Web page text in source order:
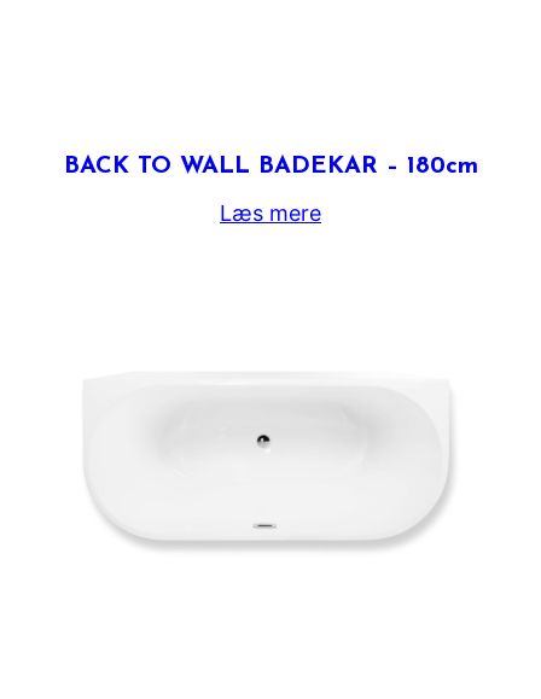
BACK TO WALL BADEKAR – 180cm
Læs mere